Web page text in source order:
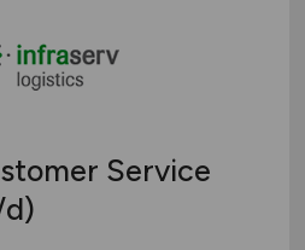
Service